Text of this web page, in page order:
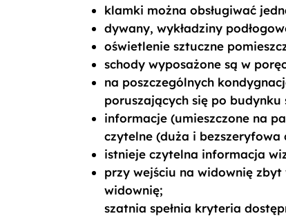
klamki można obsługiwać
dywany, wykładziny
oświetlenie sztuczne
schody wyposażone są w
na poszczególnych
poruszających się po
informacje (umieszczone na
czytelne (duża i bezszeryfowa
istnieje czytelna informacja
przy wejściu na widownię
widownię;
szatnia spełnia kryteria